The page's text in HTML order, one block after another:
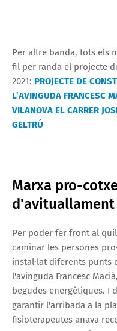
Per altre banda, tots els
fil per randa el projecte
2021: PROJECTE DE
L’AVINGUDA FRANCESC
VILANOVA EL CARRER
GELTRÚ
Marxa pro-
d'avituallament
Per poder fer front al
caminar les persones
instal·lat diferents punts
l'avinguda Francesc
begudes energètiques. I
garantir l'arribada a la
fisioterapeutes anava